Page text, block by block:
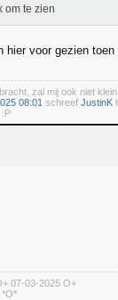
om te zien
hier voor gezien
zal mij ook niet
08:01 schreef JustinK
:P
07-03-2025 O+
*O*